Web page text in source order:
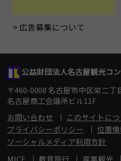
広告募集について
公益財団法人名古屋観光コ
〒460-0008 名古屋市中区栄二丁
名古屋商工会議所ビル11F
お問い合わせ
このサイトに
プライバシーポリシー
位置
ソーシャルメディア利用方針